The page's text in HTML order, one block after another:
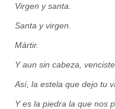
Virgen y santa.
Santa y virgen.
Mártir.
Y aun sin cabeza, venciste.
Así, la estela que dejo tu
Y es la piedra la que nos